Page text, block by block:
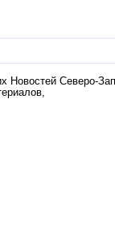
Новостей Северо-